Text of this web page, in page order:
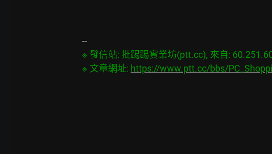
※ 發信站: 批踢踢實業坊(ptt.cc), 來自:
※ 文章網址: https://www.ptt.cc/bbs/